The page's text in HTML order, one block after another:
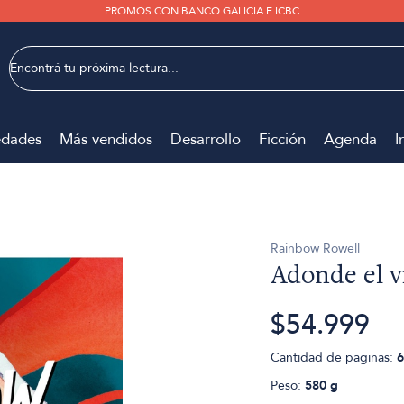
PROMOS CON BANCO GALICIA E ICBC
Más vendidos Desarrollo Ficción Agenda
Rainbow Rowell
Adonde el
$54.999
Cantidad de páginas:
Peso: 580 g